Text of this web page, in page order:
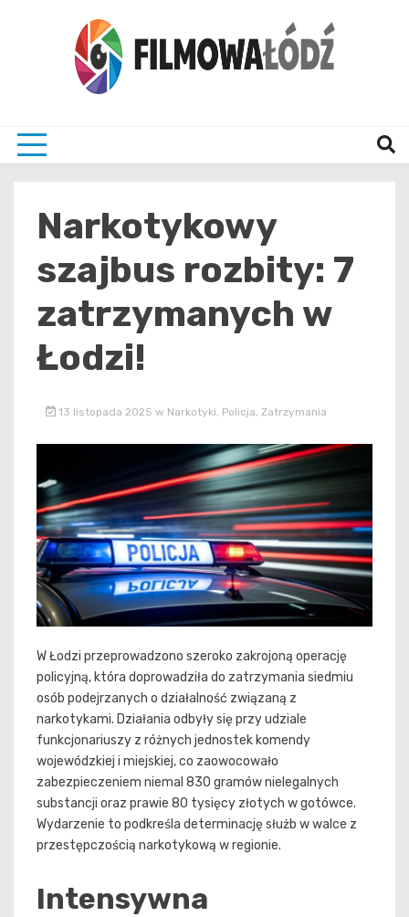
Narkotykowy
szajbus rozbity: 7
zatrzymanych w
Łodzi!
13 listopada 2025 w Narkotyki Policja Zatrzymania
W Łodzi przeprowadzono szeroko zakrojoną operację
policyjną, która doprowadziła do zatrzymania siedmiu
osób podejrzanych o działalność związaną z
narkotykami. Działania odbyły się przy udziale
funkcjonariuszy z różnych jednostek komendy
wojewódzkiej i miejskiej, co zaowocowało
zabezpieczeniem niemal 830 gramów nielegalnych
substancji oraz prawie 80 tysięcy złotych w gotówce.
Wydarzenie to podkreśla determinację służb w walce z
przestępczością narkotykową w regionie.
Intensywna